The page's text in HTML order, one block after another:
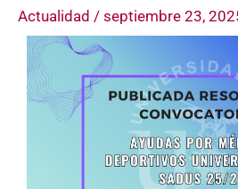
Actualidad / septiembre 23,